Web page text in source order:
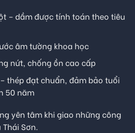
– dầm được tính toán theo tiêu
âm tường khoa học
nứt, chống ồn cao cấp
thép đạt chuẩn, đảm bảo tuổi
50 năm
yên tâm khi giao những công
Sơn.